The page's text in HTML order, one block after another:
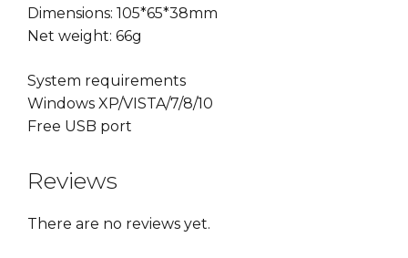
Dimensions: 105*65*38mm
Net weight: 66g
System requirements
Windows XP/VISTA/7/8/10
Free USB port
Reviews
There are no reviews yet.